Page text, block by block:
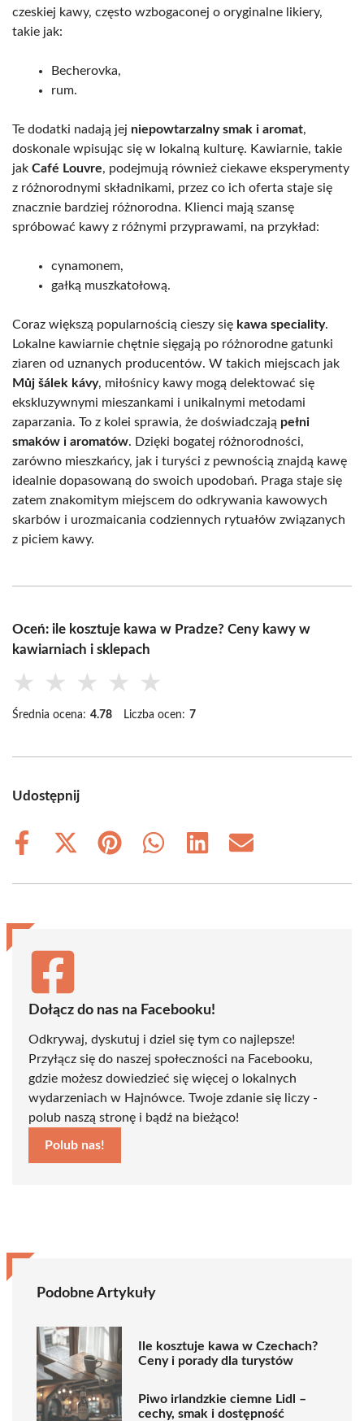
czeskiej kawy, często wzbogaconej o oryginalne likiery,
takie jak:
Becherovka,
rum.
Te dodatki nadają jej niepowtarzalny smak i aromat,
doskonale wpisując się w lokalną kulturę. Kawiarnie, takie
jak Café Louvre, podejmują również ciekawe eksperymenty
z różnorodnymi składnikami, przez co ich oferta staje się
znacznie bardziej różnorodna. Klienci mają szansę
spróbować kawy z różnymi przyprawami, na przykład:
cynamonem,
gałką muszkatołową.
Coraz większą popularnością cieszy się kawa speciality.
Lokalne kawiarnie chętnie sięgają po różnorodne gatunki
ziaren od uznanych producentów. W takich miejscach jak
Můj šálek kávy, miłośnicy kawy mogą delektować się
ekskluzywnymi mieszankami i unikalnymi metodami
zaparzania. To z kolei sprawia, że doświadczają pełni
smaków i aromatów. Dzięki bogatej różnorodności,
zarówno mieszkańcy, jak i turyści z pewnością znajdą kawę
idealnie dopasowaną do swoich upodobań. Praga staje się
zatem znakomitym miejscem do odkrywania kawowych
skarbów i urozmaicania codziennych rytuałów związanych
z piciem kawy.
Oceń: ile kosztuje kawa w Pradze? Ceny kawy w
kawiarniach i sklepach
★ ★ ★ ★ ★
Średnia ocena: 4.78 Liczba ocen: 7
Udostępnij
Share
Share
(Twitter)
Share
Share
Share
Share
Dołącz do nas na Facebooku!
Odkrywaj, dyskutuj i dziel się tym co najlepsze!
Przyłącz się do naszej społeczności na Facebooku,
gdzie możesz dowiedzieć się więcej o lokalnych
wydarzeniach w Hajnówce. Twoje zdanie się liczy -
polub naszą stronę i bądź na bieżąco!
Polub nas!
Podobne Artykuły
Ile kosztuje kawa w Czechach?
Ceny i porady dla turystów
Piwo irlandzkie ciemne Lidl –
cechy, smak i dostępność